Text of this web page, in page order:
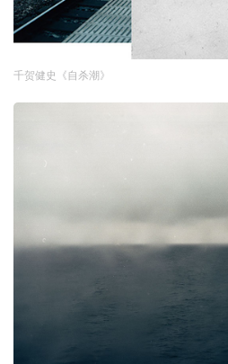
千贺健史《自杀潮》